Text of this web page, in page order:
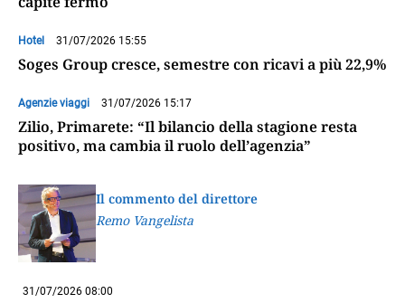
Hotel 31/07/2026 15:55
Soges Group cresce, semestre con ricavi a più 22,9%
Agenzie viaggi 31/07/2026 15:17
Zilio, Primarete: “Il bilancio della stagione resta
positivo, ma cambia il ruolo dell’agenzia”
Il commento del direttore
Remo Vangelista
31/07/2026 08:00